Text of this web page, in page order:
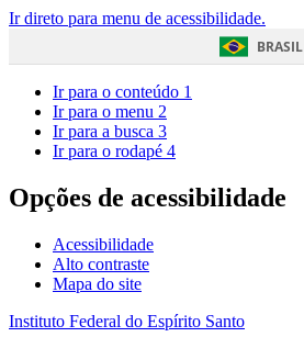
Ir direto para menu de acessibilidade.
BRASIL
Ir para o conteúdo 1
Ir para o menu 2
Ir para a busca 3
Ir para o rodapé 4
Opções de acessibilidade
Acessibilidade
Alto contraste
Mapa do site
Instituto Federal do Espírito Santo